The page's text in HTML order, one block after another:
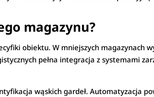
magazynu?
obiektu. W mniejszych magazynach
pełna integracja z systemami
wąskich gardeł. Automatyzacja